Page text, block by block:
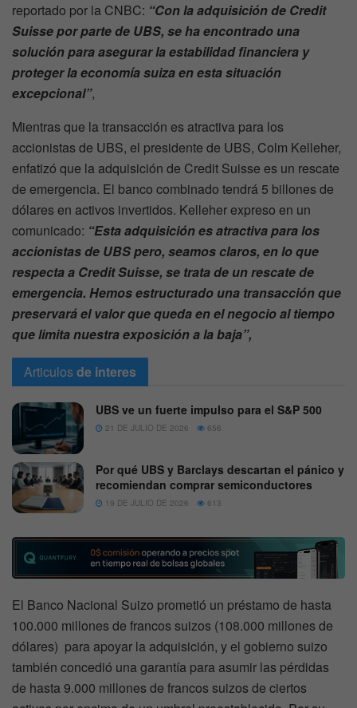
reportado por la CNBC: “Con la adquisición de Credit
Suisse por parte de UBS, se ha encontrado una
solución para asegurar la estabilidad financiera y
proteger la economía suiza en esta situación
excepcional”,
Mientras que la transacción es atractiva para los
accionistas de UBS, el presidente de UBS, Colm Kelleher,
enfatizó que la adquisición de Credit Suisse es un rescate
de emergencia. El banco combinado tendrá 5 billones de
dólares en activos invertidos. Kelleher expreso en un
comunicado: “Esta adquisición es atractiva para los
accionistas de UBS pero, seamos claros, en lo que
respecta a Credit Suisse, se trata de un rescate de
emergencia. Hemos estructurado una transacción que
preservará el valor que queda en el negocio al tiempo
que limita nuestra exposición a la baja”,
Articulosde interes
UBS ve un fuerte impulso para el S&P 500
21 DE JULIO DE 2026 656
Por qué UBS y Barclays descartan el pánico y
recomiendan comprar semiconductores
19 DE JULIO DE 2026 613
El Banco Nacional Suizo prometió un préstamo de hasta
100.000 millones de francos suizos (108.000 millones de
dólares) para apoyar la adquisición, y el gobierno suizo
también concedió una garantía para asumir las pérdidas
de hasta 9.000 millones de francos suizos de ciertos